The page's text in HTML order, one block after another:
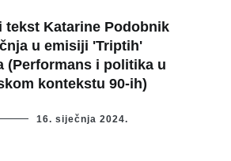
tekst Katarine Podobnik
u emisiji 'Triptih'
(Performans i politika u
kontekstu 90-ih)
16. siječnja 2024.